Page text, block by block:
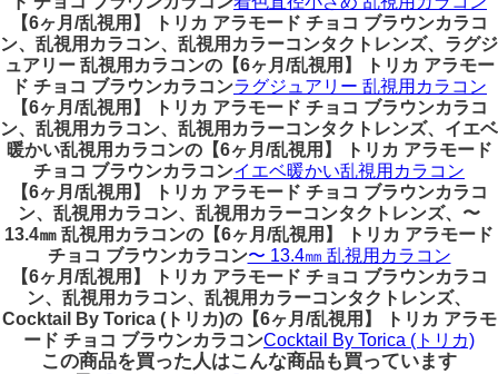
【6ヶ月/乱視用】 トリカ アラモード チョコ ブラウンカラコ
ン、乱視用カラコン、乱視用カラーコンタクトレンズ、ラグジ
ュアリー 乱視用カラコンの【6ヶ月/乱視用】 トリカ アラモー
ド チョコ ブラウンカラコンラグジュアリー 乱視用カラコン
【6ヶ月/乱視用】 トリカ アラモード チョコ ブラウンカラコ
ン、乱視用カラコン、乱視用カラーコンタクトレンズ、イエベ
暖かい乱視用カラコンの【6ヶ月/乱視用】 トリカ アラモード
チョコ ブラウンカラコンイエベ暖かい乱視用カラコン
【6ヶ月/乱視用】 トリカ アラモード チョコ ブラウンカラコ
ン、乱視用カラコン、乱視用カラーコンタクトレンズ、〜
13.4㎜ 乱視用カラコンの【6ヶ月/乱視用】 トリカ アラモード
チョコ ブラウンカラコン〜 13.4㎜ 乱視用カラコン
【6ヶ月/乱視用】 トリカ アラモード チョコ ブラウンカラコ
ン、乱視用カラコン、乱視用カラーコンタクトレンズ、
Cocktail By Torica (トリカ)の【6ヶ月/乱視用】 トリカ アラモ
ード チョコ ブラウンカラコンCocktail By Torica (トリカ)
この商品を買った人はこんな商品も買っています